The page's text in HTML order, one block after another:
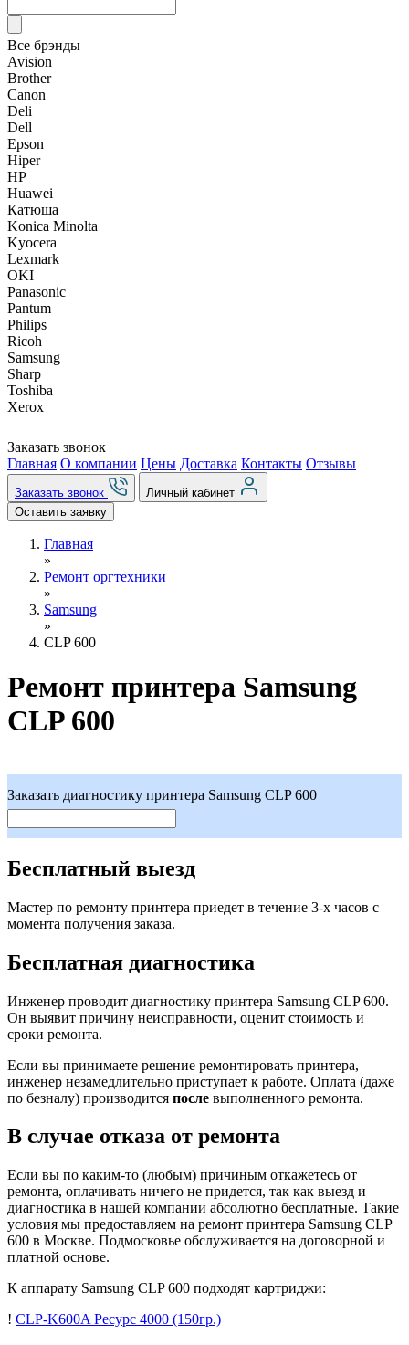
Все брэнды
Avision
Brother
Canon
Deli
Dell
Epson
Hiper
HP
Huawei
Катюша
Konica Minolta
Kyocera
Lexmark
OKI
Panasonic
Pantum
Philips
Ricoh
Samsung
Sharp
Toshiba
Xerox
Заказать звонок
Главная О компании Цены Доставка Контакты Отзывы
Заказать звонок
Личный кабинет
Оставить заявку
Главная
»
Ремонт оргтехники
»
Samsung
»
CLP 600
Ремонт принтера Samsung
CLP 600
Заказать диагностику принтера Samsung CLP 600
Бесплатный выезд
Мастер по ремонту принтера приедет в течение 3-х часов с
момента получения заказа.
Бесплатная диагностика
Инженер проводит диагностику принтера Samsung CLP 600.
Он выявит причину неисправности, оценит стоимость и
сроки ремонта.
Если вы принимаете решение ремонтировать принтера,
инженер незамедлительно приступает к работе. Оплата (даже
по безналу) производится после выполненного ремонта.
В случае отказа от ремонта
Если вы по каким-то (любым) причиным откажетесь от
ремонта, оплачивать ничего не придется, так как выезд и
диагностика в нашей компании абсолютно бесплатные. Такие
условия мы предоставляем на ремонт принтера Samsung CLP
600 в Москве. Подмосковье обслуживается на договорной и
платной основе.
К аппарату Samsung CLP 600 подходят картриджи:
! CLP-K600A Ресурс 4000 (150гр.)